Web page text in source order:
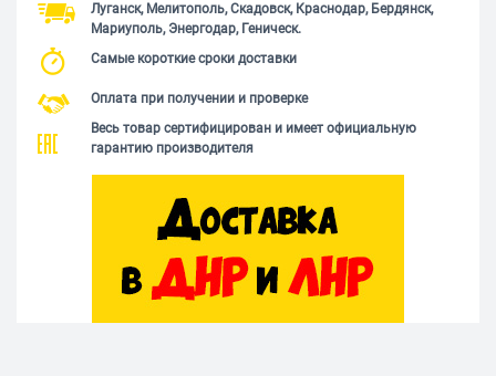
Луганск, Мелитополь, Скадовск, Краснодар, Бердянск,
Мариуполь, Энергодар, Геническ.
Самые короткие сроки доставки
Оплата при получении и проверке
Весь товар сертифицирован и имеет официальную
гарантию производителя